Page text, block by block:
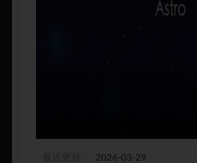
2026-03-29